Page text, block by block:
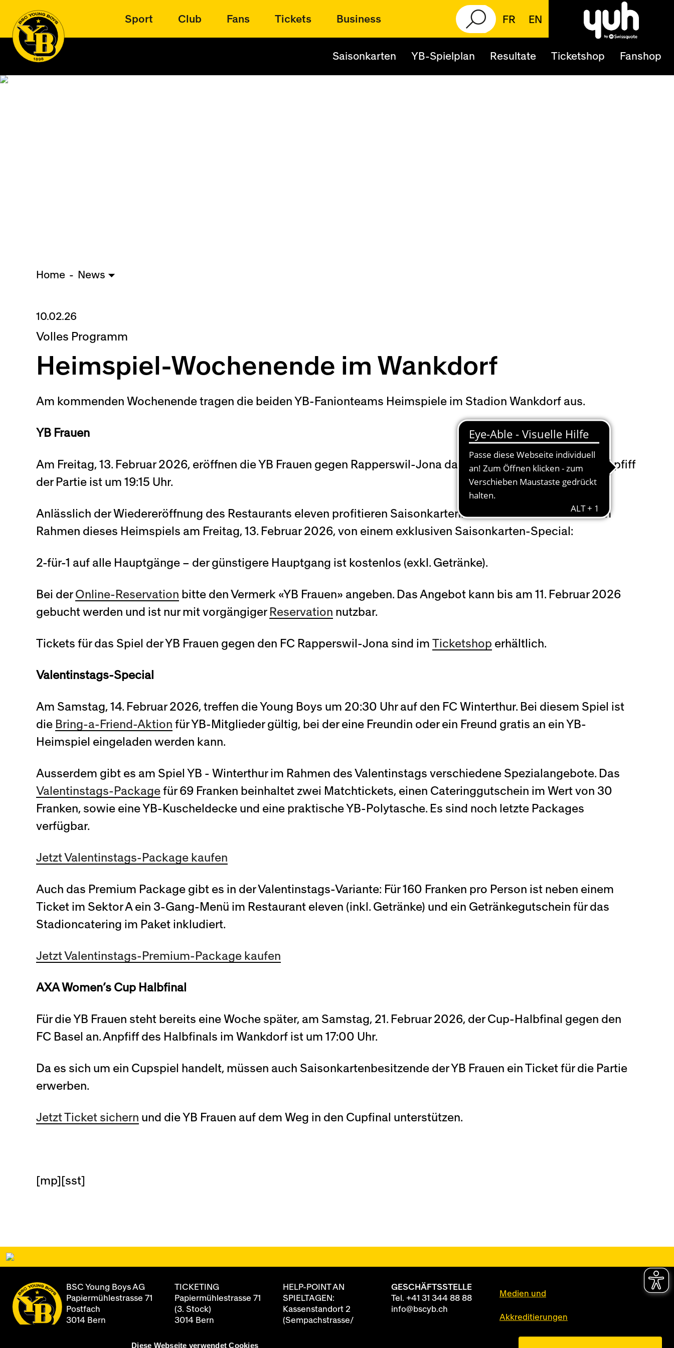
Diese Webseite verwendet Cookies
Sport Club Fans Tickets Business FR EN
Saisonkarten YB-Spielplan Resultate Ticketshop Fanshop
Home News
10.02.26
Volles Programm
Heimspiel-Wochenende im Wankdorf
Am kommenden Wochenende tragen die beiden YB-Fanionteams Heimspiele im Stadion Wankdorf aus.
YB Frauen
Am Freitag, 13. Februar 2026, eröffnen die YB Frauen gegen Rapperswil-Jona das Heimspiel-Wochenende. Anpfiff
der Partie ist um 19:15 Uhr.
Anlässlich der Wiedereröffnung des Restaurants eleven profitieren Saisonkartenbesitzende der YB Frauen im
Rahmen dieses Heimspiels am Freitag, 13. Februar 2026, von einem exklusiven Saisonkarten-Special:
2-für-1 auf alle Hauptgänge – der günstigere Hauptgang ist kostenlos (exkl. Getränke).
Bei der Online-Reservation bitte den Vermerk «YB Frauen» angeben. Das Angebot kann bis am 11. Februar 2026
gebucht werden und ist nur mit vorgängiger Reservation nutzbar.
Tickets für das Spiel der YB Frauen gegen den FC Rapperswil-Jona sind im Ticketshop erhältlich.
Valentinstags-Special
Am Samstag, 14. Februar 2026, treffen die Young Boys um 20:30 Uhr auf den FC Winterthur. Bei diesem Spiel ist
die Bring-a-Friend-Aktion für YB-Mitglieder gültig, bei der eine Freundin oder ein Freund gratis an ein YB-
Heimspiel eingeladen werden kann.
Ausserdem gibt es am Spiel YB - Winterthur im Rahmen des Valentinstags verschiedene Spezialangebote. Das
Valentinstags-Package für 69 Franken beinhaltet zwei Matchtickets, einen Cateringgutschein im Wert von 30
Franken, sowie eine YB-Kuscheldecke und eine praktische YB-Polytasche. Es sind noch letzte Packages
verfügbar.
Jetzt Valentinstags-Package kaufen
Auch das Premium Package gibt es in der Valentinstags-Variante: Für 160 Franken pro Person ist neben einem
Ticket im Sektor A ein 3-Gang-Menü im Restaurant eleven (inkl. Getränke) und ein Getränkegutschein für das
Stadioncatering im Paket inkludiert.
Jetzt Valentinstags-Premium-Package kaufen
AXA Women’s Cup Halbfinal
Für die YB Frauen steht bereits eine Woche später, am Samstag, 21. Februar 2026, der Cup-Halbfinal gegen den
FC Basel an. Anpfiff des Halbfinals im Wankdorf ist um 17:00 Uhr.
Da es sich um ein Cupspiel handelt, müssen auch Saisonkartenbesitzende der YB Frauen ein Ticket für die Partie
erwerben.
Jetzt Ticket sichern und die YB Frauen auf dem Weg in den Cupfinal unterstützen.
[mp][sst]
BSC Young Boys AG
Papiermühlestrasse 71
Postfach
3014 Bern
TICKETING
Papiermühlestrasse 71
(3. Stock)
3014 Bern
+41 31 344 88 88
HELP-POINT AN
SPIELTAGEN:
Kassenstandort 2
(Sempachstrasse/
GESCHÄFTSSTELLE
Tel. +41 31 344 88 88
info@bscyb.ch
Medien und
Akkreditierungen
Datenschutz